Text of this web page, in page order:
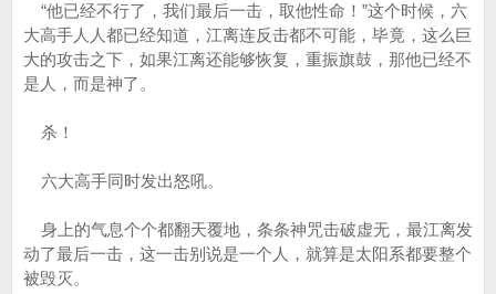
“他已经不行了，我们最后一击，取他性命！”这个时候，六
大高手人人都已经知道，江离连反击都不可能，毕竟，这么巨
大的攻击之下，如果江离还能够恢复，重振旗鼓，那他已经不
是人，而是神了。
杀！
六大高手同时发出怒吼。
身上的气息个个都翻天覆地，条条神咒击破虚无，最江离发
动了最后一击，这一击别说是一个人，就算是太阳系都要整个
被毁灭。